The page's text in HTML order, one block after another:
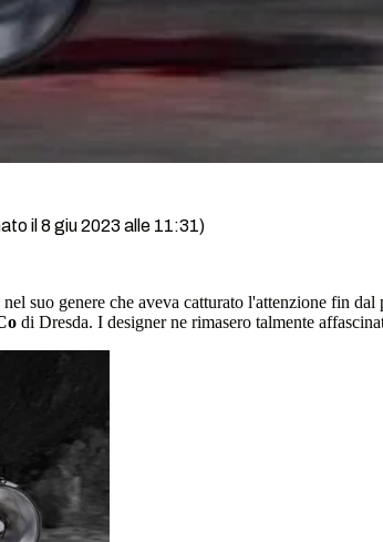
il 8 giu 2023 alle 11:31)
suo genere che aveva catturato l'attenzione fin
di Dresda. I designer ne rimasero talmente